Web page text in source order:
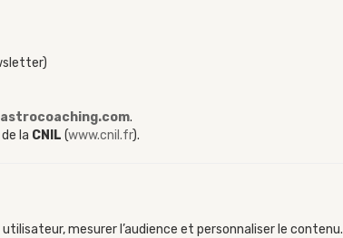
.
la CNIL (www.cnil.fr).
mesurer l’audience et personnaliser le contenu.